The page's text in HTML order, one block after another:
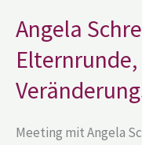
Angela
Meeting mit Angela
Online-
Elternrunde,
Kinder
in